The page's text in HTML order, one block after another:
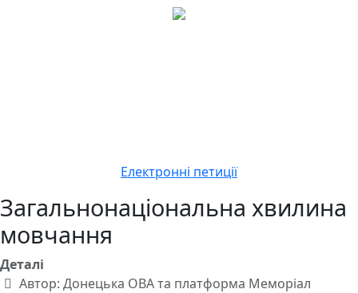
Електронні петиції
Загальнонаціональна хвилина
мовчання
Деталі
Автор: Донецька ОВА та платформа Меморіал